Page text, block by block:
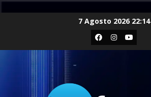
7 Agosto 2026 22:14
Facebook
Instagram
Youtube